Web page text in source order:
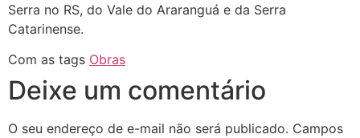
Serra no RS, do Vale do Araranguá e da Serra
Catarinense.
Com as tags Obras
Deixe um comentário
O seu endereço de e-mail não será publicado. Campos